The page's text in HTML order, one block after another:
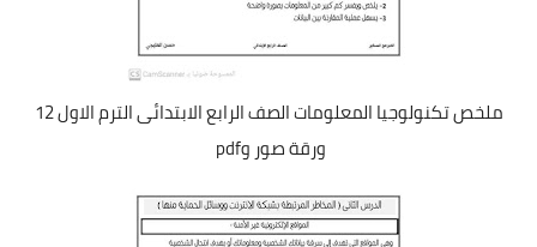
ملخص تكنولوجيا المعلومات الصف الرابع الابتدائى الترم الاول 12
ورقة صور وpdf